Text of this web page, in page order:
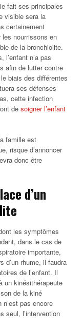
fait ses principales
visible sera la
certainement
nourrissons en
de la bronchiolite.
l’enfant n’a pas
afin de lutter contre
biais des différentes
ses défenses
cette infection
de soigner l’enfant
famille est
risque d’annoncer
donc être
d’un
les symptômes
dans le cas de
importante,
d’un rhume, il faudra
de l’enfant. Il
un kinésithérapeute
de la kiné
pas encore
seul, l’intervention